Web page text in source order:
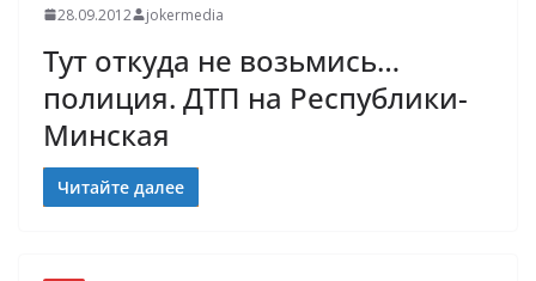
28.09.2012 jokermedia
Тут откуда не возьмись…
полиция. ДТП на Республики-
Минская
Читайте далее